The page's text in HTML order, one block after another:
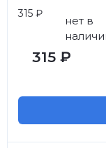
315 ₽
нет в
315 ₽